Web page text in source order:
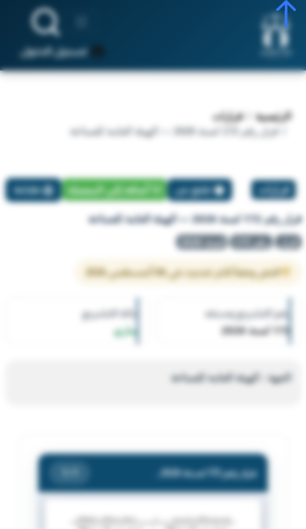
تسجيل الدخول
الرئيسية
قرارات
قرار رقم 172 لسنة 2026 — الهيئة العامة للصناعة
قرارات تبليغ عن أضافة إلي المفضلة طباعة
قرار رقم 172 لسنة 2026 — الهيئة العامة للصناعة
قرار رقم 172 لسنة 2026
النص وفقاً لآخر تحديث في 06 أغسطس 2026
رقم التشريع وسنته
172 لسنة 2026
حالة التشريع
ساري
الجهة : الهيئة العامة للصناعة